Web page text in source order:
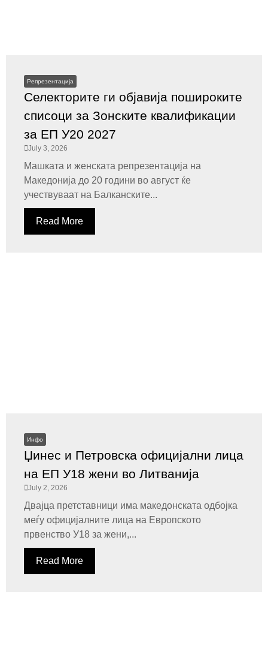
Репрезентација
Селекторите ги објавија пошироките
списоци за Зонските квалификации
за ЕП У20 2027
July 3, 2026
Машката и женската репрезентација на
Македонија до 20 години во август ќе
учествуваат на Балканските...
Read More
Инфо
Џинес и Петровска официјални лица
на ЕП У18 жени во Литванија
July 2, 2026
Двајца претставници има македонската одбојка
меѓу официјалните лица на Европското
првенство У18 за жени,...
Read More